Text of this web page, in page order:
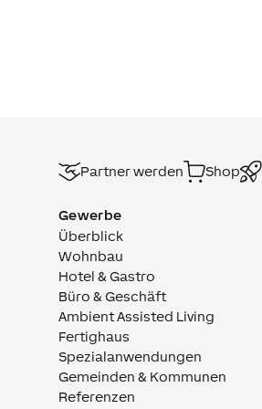
Partner werden Shop
Gewerbe
Überblick
Wohnbau
Hotel & Gastro
Büro & Geschäft
Ambient Assisted Living
Fertighaus
Spezialanwendungen
Gemeinden & Kommunen
Referenzen